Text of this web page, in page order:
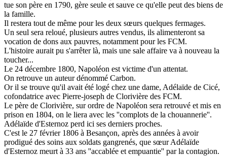
tue son père en 1790, gère seule et sauve ce qu'elle peut des biens de
la famille.
Il restera tout de même pour les deux sœurs quelques fermages.
Un seul sera reloué, plusieurs autres vendus, ils alimenteront sa
vocation de dons aux pauvres, notamment pour les FCM.
L'histoire aurait pu s'arrêter là, mais une sale affaire va à nouveau la
toucher...
Le 24 décembre 1800, Napoléon est victime d'un attentat.
On retrouve un auteur dénommé Carbon.
Or il se trouve qu'il avait été logé chez une dame, Adélaïde de Cicé,
cofondatrice avec Pierre-joseph de Clorivière des FCM.
Le père de Clorivière, sur ordre de Napoléon sera retrouvé et mis en
prison en 1804, on le liera avec les ''complots de la chouannerie''.
Adélaïde d'Esternoz perd ici ses derniers proches.
C'est le 27 février 1806 à Besançon, après des années à avoir
prodigué des soins aux soldats gangrenés, que sœur Adélaïde
d'Esternoz meurt à 33 ans ''accablée et empuantie'' par la contagion.